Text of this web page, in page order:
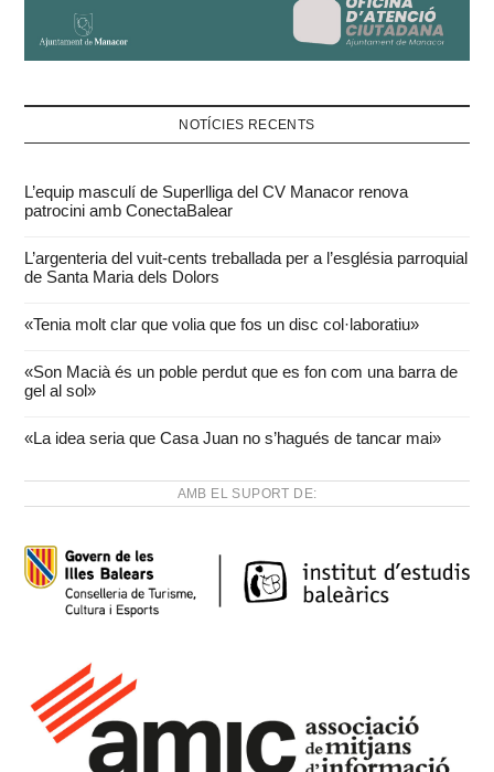
NOTÍCIES RECENTS
L’equip masculí de Superlliga del CV Manacor renova
patrocini amb ConectaBalear
L’argenteria del vuit-cents treballada per a l’església parroquial
de Santa Maria dels Dolors
«Tenia molt clar que volia que fos un disc col·laboratiu»
«Son Macià és un poble perdut que es fon com una barra de
gel al sol»
«La idea seria que Casa Juan no s’hagués de tancar mai»
AMB EL SUPORT DE: